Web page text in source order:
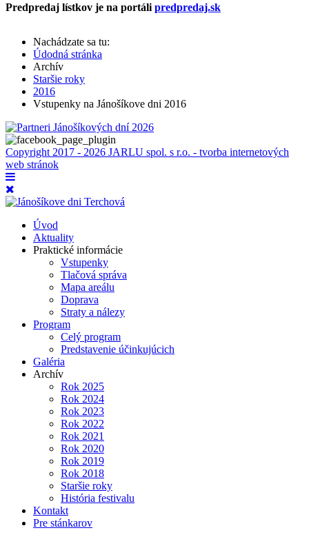
Predpredaj lístkov je na portáli predpredaj.sk
Nachádzate sa tu:
Údodná stránka
Archív
Staršie roky
2016
Vstupenky na Jánošíkove dni 2016
Copyright 2017 - 2026 JARLU spol. s r.o. - tvorba internetových
web stránok
Úvod
Aktuality
Praktické informácie
Vstupenky
Tlačová správa
Mapa areálu
Doprava
Straty a nálezy
Program
Celý program
Predstavenie účinkujúcich
Galéria
Archív
Rok 2025
Rok 2024
Rok 2023
Rok 2022
Rok 2021
Rok 2020
Rok 2019
Rok 2018
Staršie roky
História festivalu
Kontakt
Pre stánkarov